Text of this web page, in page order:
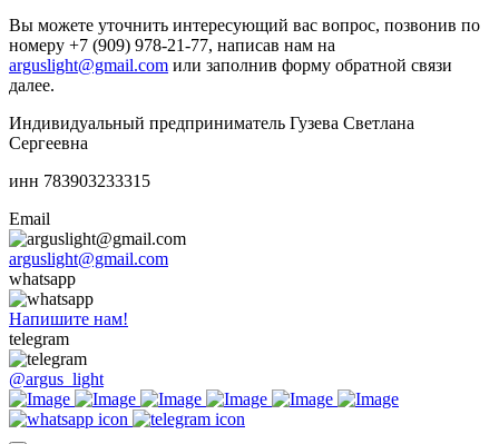
Вы можете уточнить интересующий вас вопрос, позвонив по
номеру +7 (909) 978-21-77, написав нам на
arguslight@gmail.com или заполнив форму обратной связи
далее.
Индивидуальный предприниматель Гузева Светлана
Сергеевна
инн 783903233315
Email
arguslight@gmail.com
whatsapp
Напишите нам!
telegram
@argus_light